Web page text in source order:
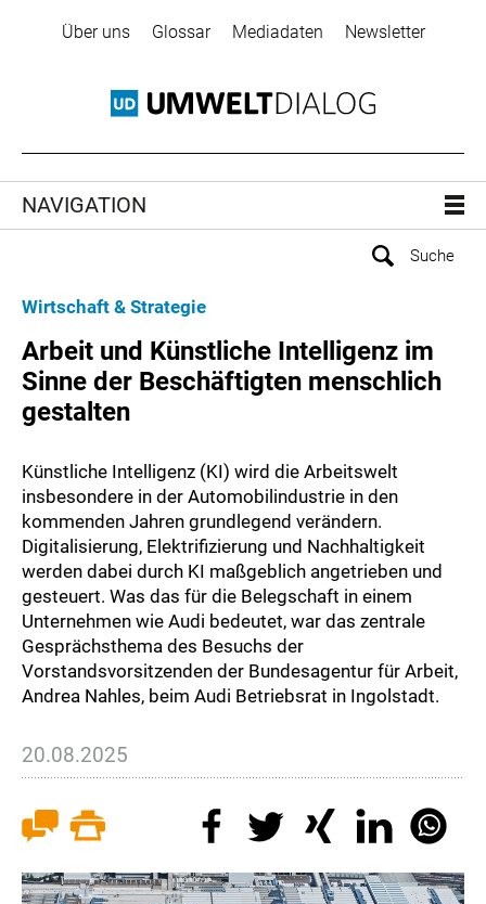
Über uns Glossar Mediadaten Newsletter
NAVIGATION
Wirtschaft & Strategie
Arbeit und Künstliche Intelligenz im
Sinne der Beschäftigten menschlich
gestalten
Künstliche Intelligenz (KI) wird die Arbeitswelt
insbesondere in der Automobilindustrie in den
kommenden Jahren grundlegend verändern.
Digitalisierung, Elektrifizierung und Nachhaltigkeit
werden dabei durch KI maßgeblich angetrieben und
gesteuert. Was das für die Belegschaft in einem
Unternehmen wie Audi bedeutet, war das zentrale
Gesprächsthema des Besuchs der
Vorstandsvorsitzenden der Bundesagentur für Arbeit,
Andrea Nahles, beim Audi Betriebsrat in Ingolstadt.
20.08.2025